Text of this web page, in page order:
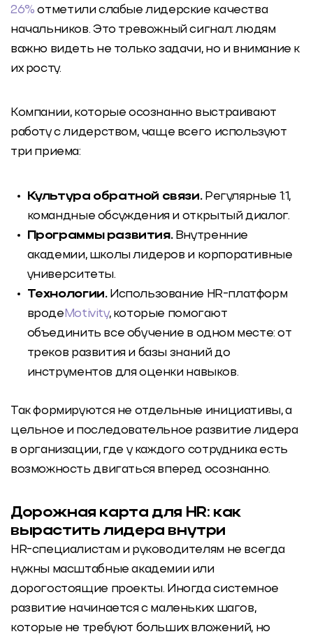
26% отметили слабые лидерские качества
начальников. Это тревожный сигнал: людям
важно видеть не только задачи, но и внимание к
их росту.
Компании, которые осознанно выстраивают
работу с лидерством, чаще всего используют
три приема:
Культура обратной связи.Регулярные 1:1,
командные обсуждения и открытый диалог.
Программы развития. Внутренние
академии, школы лидеров и корпоративные
университеты.
Технологии. Использование HR-платформ
вроде Motivity, которые помогают
объединить все обучение в одном месте: от
треков развития и базы знаний до
инструментов для оценки навыков.
Так формируются не отдельные инициативы, а
цельное и последовательное развитие лидера
в организации, где у каждого сотрудника есть
возможность двигаться вперед осознанно.
Дорожная карта для HR: как
вырастить лидера внутри
HR-специалистам и руководителям не всегда
нужны масштабные академии или
дорогостоящие проекты. Иногда системное
развитие начинается с маленьких шагов,
которые не требуют больших вложений, но